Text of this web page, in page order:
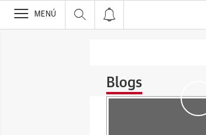
>
MENÚ
Blogs